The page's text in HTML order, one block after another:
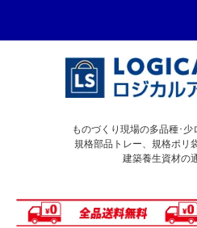
ものづくり現場の多品種･少
規格部品トレー、規格ポリ
建築養生資材の